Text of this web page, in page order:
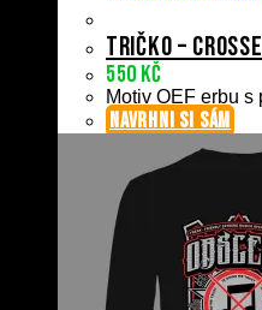
Tričko –
550 Kč
Motiv OEF erbu s
NAVRHNI SI SÁM